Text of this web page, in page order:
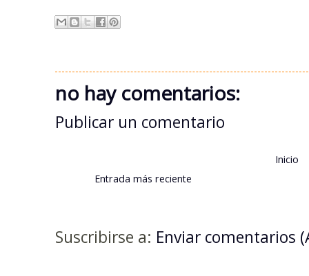
no hay comentarios:
Publicar un comentario
Entrada más reciente
Inicio
Suscribirse a: Enviar comentarios